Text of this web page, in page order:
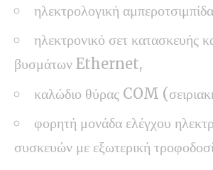
ηλεκτρολογική
ηλεκτρονικό σετ κατασκευής
βυσμάτων Ethernet,
καλώδιο θύρας COM
φορητή μονάδα ελέγχου
συσκευών με εξωτερική